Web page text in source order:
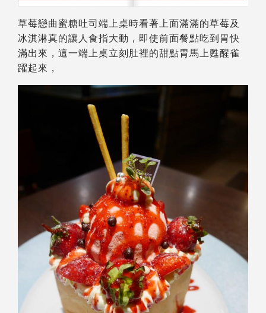
草莓戀曲蜜糖吐司端上桌時看著上面滿滿的草莓及
冰淇淋真的讓人食指大動，即使前面餐點吃到胃快
滿出來，這一端上桌立刻肚裡的甜點胃馬上甦醒雀
躍起來，